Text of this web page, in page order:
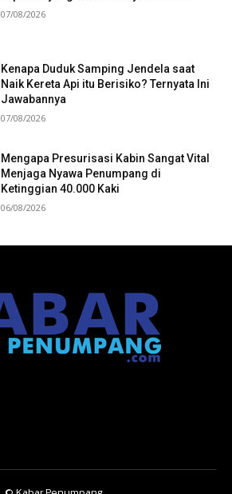
07/08/2026
Kenapa Duduk Samping Jendela saat
Naik Kereta Api itu Berisiko? Ternyata Ini
Jawabannya
07/08/2026
Mengapa Presurisasi Kabin Sangat Vital
Menjaga Nyawa Penumpang di
Ketinggian 40.000 Kaki
06/08/2026